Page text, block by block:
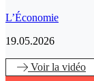
L’Économie
19.05.2026
Voirla vidéo